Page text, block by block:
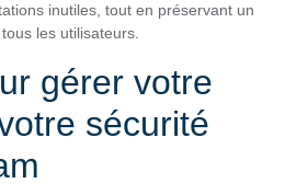
inutiles, tout en préservant un
les utilisateurs.
gérer votre
sécurité